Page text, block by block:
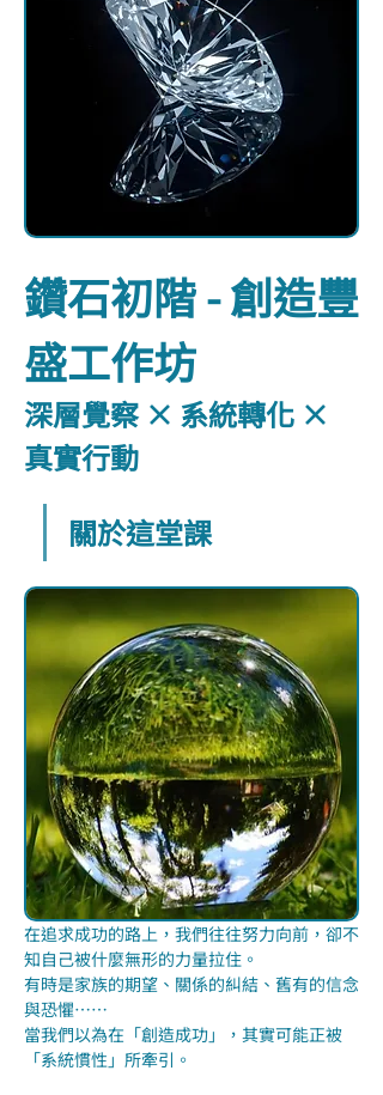
鑽石初階 - 創造豐
盛工作坊
深層覺察 × 系統轉化 ×
真實行動
關於這堂課
在追求成功的路上，我們往往努力向前，卻不
知自己被什麼無形的力量拉住。
有時是家族的期望、關係的糾結、舊有的信念
與恐懼……
當我們以為在「創造成功」，其實可能正被
「系統慣性」所牽引。